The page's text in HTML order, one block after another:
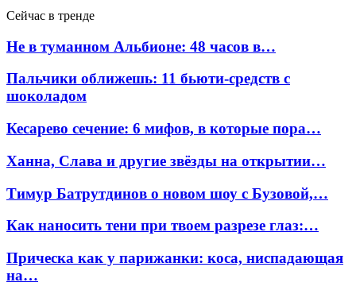
Сейчас в тренде
Не в туманном Альбионе: 48 часов в…
Пальчики оближешь: 11 бьюти-средств с
шоколадом
Кесарево сечение: 6 мифов, в которые пора…
Ханна, Слава и другие звёзды на открытии…
Тимур Батрутдинов о новом шоу с Бузовой,…
Как наносить тени при твоем разрезе глаз:…
Прическа как у парижанки: коса, ниспадающая
на…